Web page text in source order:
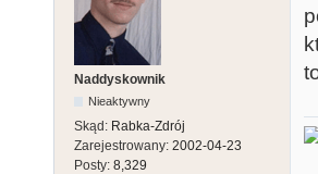
Naddyskownik
Nieaktywny
Skąd: Rabka-Zdrój
Zarejestrowany: 2002-04-23
Posty: 8,329